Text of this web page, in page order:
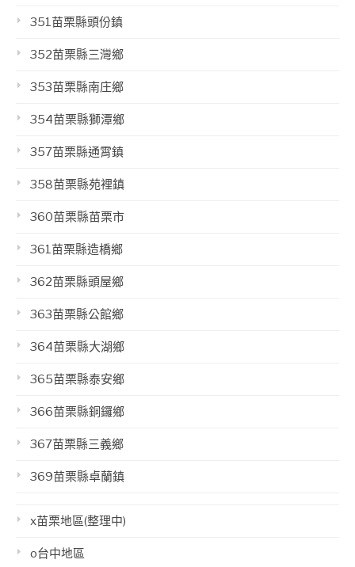
351苗栗縣頭份鎮
352苗栗縣三灣鄉
353苗栗縣南庄鄉
354苗栗縣獅潭鄉
357苗栗縣通霄鎮
358苗栗縣苑裡鎮
360苗栗縣苗栗市
361苗栗縣造橋鄉
362苗栗縣頭屋鄉
363苗栗縣公館鄉
364苗栗縣大湖鄉
365苗栗縣泰安鄉
366苗栗縣銅鑼鄉
367苗栗縣三義鄉
369苗栗縣卓蘭鎮
x苗栗地區(整理中)
o台中地區